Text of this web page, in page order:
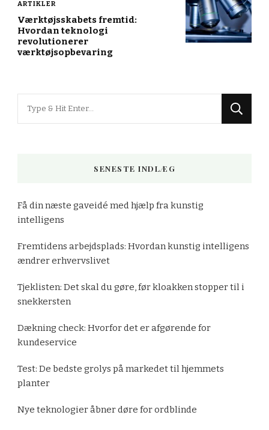
ARTIKLER
Værktøjsskabets fremtid:
Hvordan teknologi
revolutionerer
værktøjsopbevaring
SENESTE INDLÆG
Få din næste gaveidé med hjælp fra kunstig
intelligens
Fremtidens arbejdsplads: Hvordan kunstig intelligens
ændrer erhvervslivet
Tjeklisten: Det skal du gøre, før kloakken stopper til i
snekkersten
Dækning check: Hvorfor det er afgørende for
kundeservice
Test: De bedste grolys på markedet til hjemmets
planter
Nye teknologier åbner døre for ordblinde